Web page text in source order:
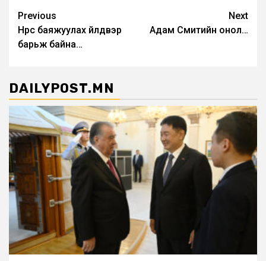
Post
navigation
Previous
Нүүрс баяжуулах үйлдвэр
барьж байна…
Next
Адам Смитийн онол…
DAILYPOST.MN